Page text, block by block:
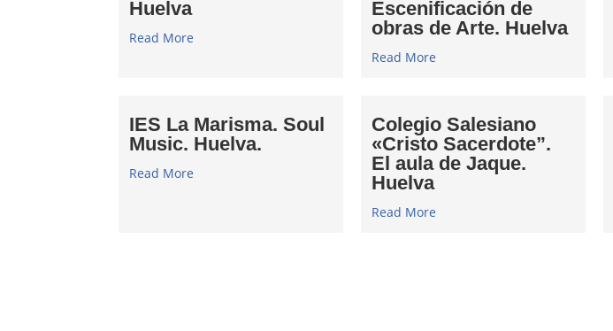
Huelva
Read More
Escenificación de
obras de Arte. Huelva
Read More
IES La Marisma. Soul
Music. Huelva.
Read More
Colegio Salesiano
«Cristo Sacerdote”.
El aula de Jaque.
Huelva
Read More